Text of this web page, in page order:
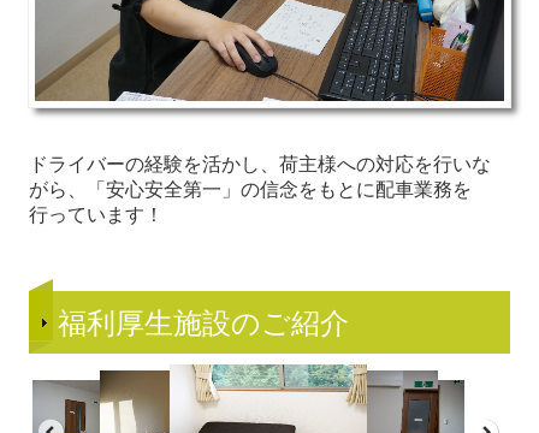
ドライバーの経験を活かし、荷主様への対応を行いな
がら、「安心安全第一」の信念をもとに配車業務を
行っています！
福利厚生施設のご紹介